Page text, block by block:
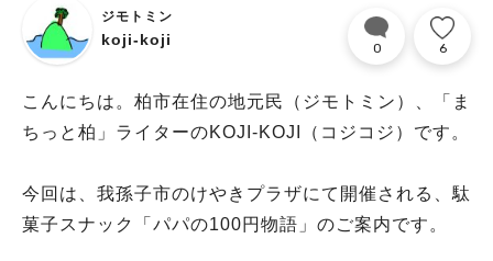
ジモトミン
koji-koji 0 6
こんにちは。柏市在住の地元民（ジモトミン）、「ま
ちっと柏」ライターのKOJI-KOJI（コジコジ）です。
今回は、我孫子市のけやきプラザにて開催される、駄
菓子スナック「パパの100円物語」のご案内です。